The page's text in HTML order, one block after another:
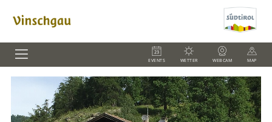
EVENTS WETTER WEBCAM MAP